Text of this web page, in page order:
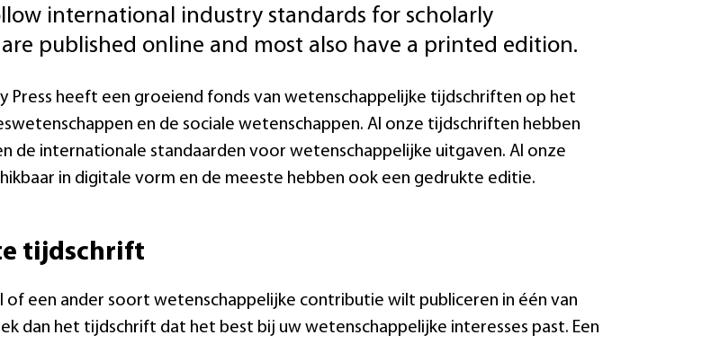
international industry standards for scholarly
published online and most also have a printed edition.
Press heeft een groeiend fonds van wetenschappelijke tijdschriften op het
en de sociale wetenschappen. Al onze tijdschriften hebben
de internationale standaarden voor wetenschappelijke uitgaven. Al onze
in digitale vorm en de meeste hebben ook een gedrukte editie.
tijdschrift
of een ander soort wetenschappelijke contributie wilt publiceren in één van
dan het tijdschrift dat het best bij uw wetenschappelijke interesses past. Een